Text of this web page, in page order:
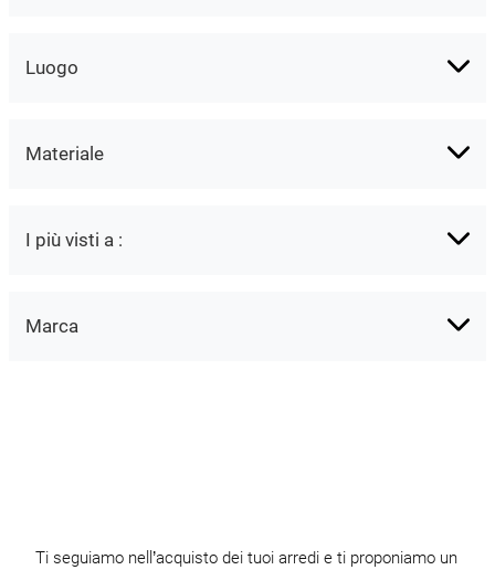
Luogo
Materiale
I più visti a :
Marca
Ti seguiamo nell’acquisto dei tuoi arredi e ti proponiamo un